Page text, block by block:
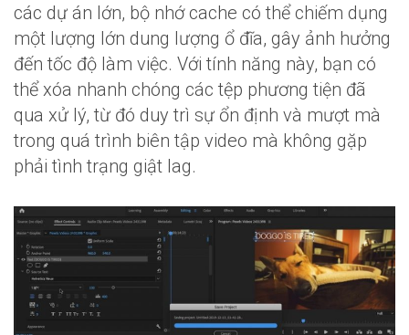
các dự án lớn, bộ nhớ cache có thể chiếm dụng
một lượng lớn dung lượng ổ đĩa, gây ảnh hưởng
đến tốc độ làm việc. Với tính năng này, bạn có
thể xóa nhanh chóng các tệp phương tiện đã
qua xử lý, từ đó duy trì sự ổn định và mượt mà
trong quá trình biên tập video mà không gặp
phải tình trạng giật lag.